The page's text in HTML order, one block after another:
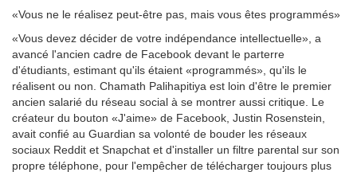
«Vous ne le réalisez peut-être pas, mais vous êtes programmés»
«Vous devez décider de votre indépendance intellectuelle», a
avancé l'ancien cadre de Facebook devant le parterre
d'étudiants, estimant qu'ils étaient «programmés», qu'ils le
réalisent ou non. Chamath Palihapitiya est loin d'être le premier
ancien salarié du réseau social à se montrer aussi critique. Le
créateur du bouton «J'aime» de Facebook, Justin Rosenstein,
avait confié au Guardian sa volonté de bouder les réseaux
sociaux Reddit et Snapchat et d'installer un filtre parental sur son
propre téléphone, pour l'empêcher de télécharger toujours plus